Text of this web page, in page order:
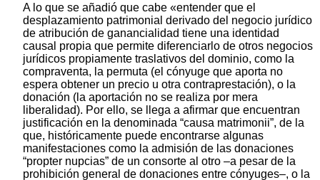
A lo que se añadió que cabe «entender que el
desplazamiento patrimonial derivado del negocio jurídico
de atribución de ganancialidad tiene una identidad
causal propia que permite diferenciarlo de otros negocios
jurídicos propiamente traslativos del dominio, como la
compraventa, la permuta (el cónyuge que aporta no
espera obtener un precio u otra contraprestación), o la
donación (la aportación no se realiza por mera
liberalidad). Por ello, se llega a afirmar que encuentran
justificación en la denominada “causa matrimonii”, de la
que, históricamente puede encontrarse algunas
manifestaciones como la admisión de las donaciones
“propter nupcias” de un consorte al otro –a pesar de la
prohibición general de donaciones entre cónyuges–, o la